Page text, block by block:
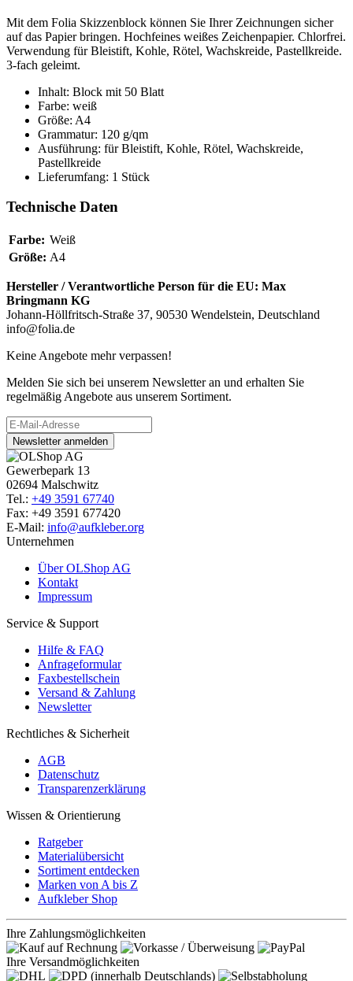
Mit dem Folia Skizzenblock können Sie Ihrer Zeichnungen sicher
auf das Papier bringen. Hochfeines weißes Zeichenpapier. Chlorfrei.
Verwendung für Bleistift, Kohle, Rötel, Wachskreide, Pastellkreide.
3-fach geleimt.
Inhalt: Block mit 50 Blatt
Farbe: weiß
Größe: A4
Grammatur: 120 g/qm
Ausführung: für Bleistift, Kohle, Rötel, Wachskreide,
Pastellkreide
Lieferumfang: 1 Stück
Technische Daten
Farbe: Weiß
Größe: A4
Hersteller / Verantwortliche Person für die EU: Max
Bringmann KG
Johann-Höllfritsch-Straße 37, 90530 Wendelstein, Deutschland
info@folia.de
Keine Angebote mehr verpassen!
Melden Sie sich bei unserem Newsletter an und erhalten Sie
regelmäßig Angebote aus unserem Sortiment.
Newsletter anmelden
Gewerbepark 13
02694 Malschwitz
Tel.: +49 3591 67740
Fax: +49 3591 677420
E-Mail: info@aufkleber.org
Unternehmen
Über OLShop AG
Kontakt
Impressum
Service & Support
Hilfe & FAQ
Anfrageformular
Faxbestellschein
Versand & Zahlung
Newsletter
Rechtliches & Sicherheit
AGB
Datenschutz
Transparenzerklärung
Wissen & Orientierung
Ratgeber
Materialübersicht
Sortiment entdecken
Marken von A bis Z
Aufkleber Shop
Ihre Zahlungsmöglichkeiten
Ihre Versandmöglichkeiten